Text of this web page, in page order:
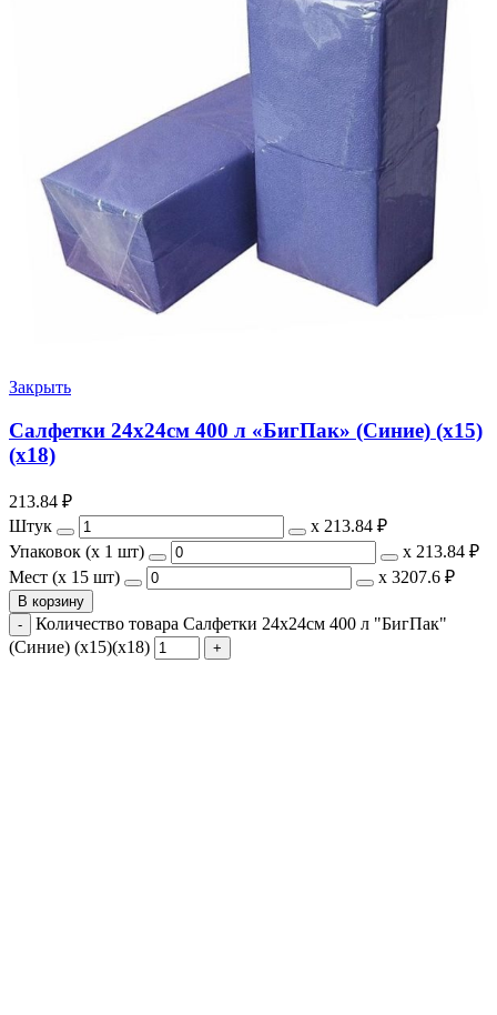
Закрыть
Салфетки 24х24см 400 л «БигПак» (Синие) (х15)
(х18)
213.84 ₽
Штук
х 213.84 ₽
Упаковок (x 1 шт)
х 213.84 ₽
Мест (x 15 шт)
х 3207.6 ₽
В корзину
Количество товара Салфетки 24х24см 400 л "БигПак"
(Синие) (х15)(х18)